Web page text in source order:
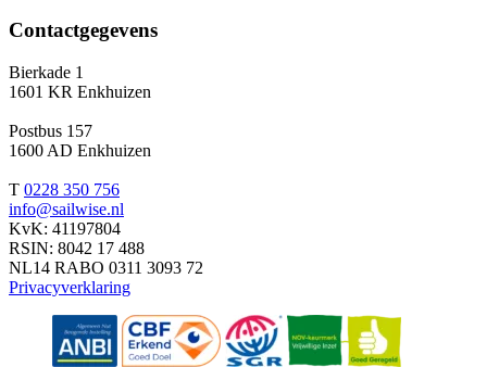
Contactgegevens
Bierkade 1
1601 KR Enkhuizen
Postbus 157
1600 AD Enkhuizen
T 0228 350 756
info@sailwise.nl
KvK: 41197804
RSIN: 8042 17 488
NL14 RABO 0311 3093 72
Privacyverklaring